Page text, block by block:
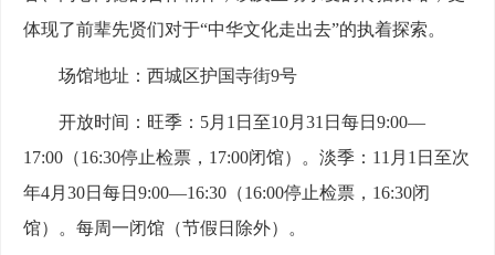
体现了前辈先贤们对于“中华文化走出去”的执着探索。
场馆地址：西城区护国寺街9号
开放时间：旺季：5月1日至10月31日每日9:00—
17:00（16:30停止检票，17:00闭馆）。淡季：11月1日至次
年4月30日每日9:00—16:30（16:00停止检票，16:30闭
馆）。每周一闭馆（节假日除外）。